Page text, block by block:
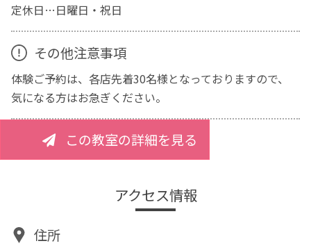
定休日…日曜日・祝日
その他注意事項
体験ご予約は、各店先着30名様となっておりますので、
気になる方はお急ぎください。
この教室の詳細を見る
アクセス情報
住所